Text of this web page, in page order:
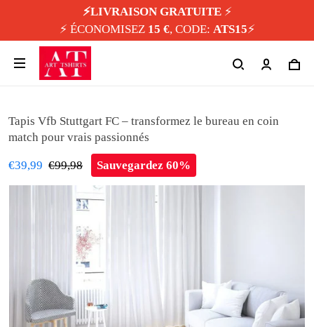
⚡️LIVRAISON GRATUITE⚡️
⚡️ ÉCONOMISEZ 15 €, CODE: ATS15⚡️
Tapis Vfb Stuttgart FC – transformez le bureau en coin
match pour vrais passionnés
€39,99 €99,98 Sauvegardez 60%